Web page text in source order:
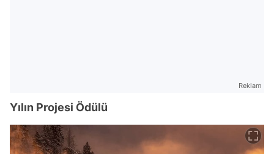
Reklam
Yılın Projesi Ödülü